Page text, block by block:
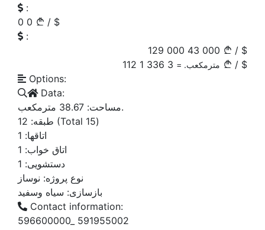
:
0 0 / $
:
129 000 43 000 / $
مترمکعب. = 3 336
1 112 / $
Options:
Data:
مساحت: 38.67
مترمکعب.
طبقه: 12
(Total 15)
اتاقها: 1
اتاق خواب: 1
دستشویی: 1
نوع پروژه: نوساز
بازسازی: سیاه وسفید
Contact information:
596600000_ 591955002